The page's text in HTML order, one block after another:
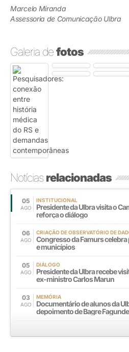
Marcelo Miranda
Assessoria de Comunicação Ulbra
Galeria defotos
Notíciasrelacionadas
05
AGO
INSTITUCIONAL
Presidente da Ulbra visita o
reforça o diálogo
06
AGO
CRIAÇÃO DE OBSERVATÓRIO DE
Congresso da Famurs celebra
e municípios
05
AGO
DIÁLOGO
Presidente da Ulbra recebe
ex-ministro Carlos Marun
03
AGO
MEMÓRIA
Documentário de alunos da
depoimento de Bagre